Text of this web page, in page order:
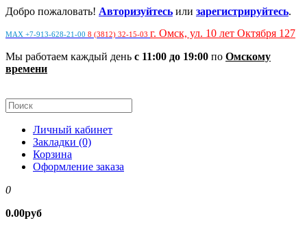
Добро пожаловать! Авторизуйтесь или зарегистрируйтесь.
MAX +7-913-628-21-00 8 (3812) 32-15-03 г. Омск, ул. 10 лет Октября 127
Мы работаем каждый день с 11:00 до 19:00 по Омскому
времени
Личный кабинет
Закладки (0)
Корзина
Оформление заказа
0
0.00руб